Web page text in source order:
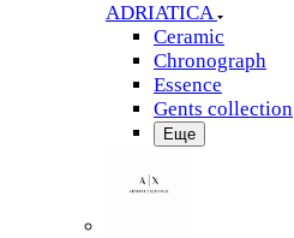
ADRIATICA
Ceramic
Chronograph
Essence
Gents collection
Еще